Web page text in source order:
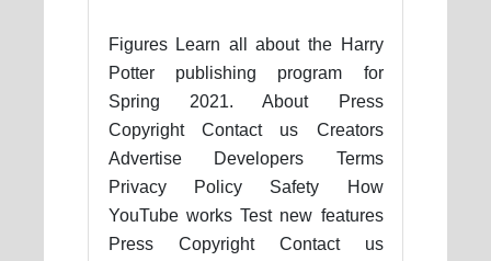
Figures Learn all about the Harry
Potter publishing program for
Spring 2021. About Press
Copyright Contact us Creators
Advertise Developers Terms
Privacy Policy Safety How
YouTube works Test new features
Press Copyright Contact us